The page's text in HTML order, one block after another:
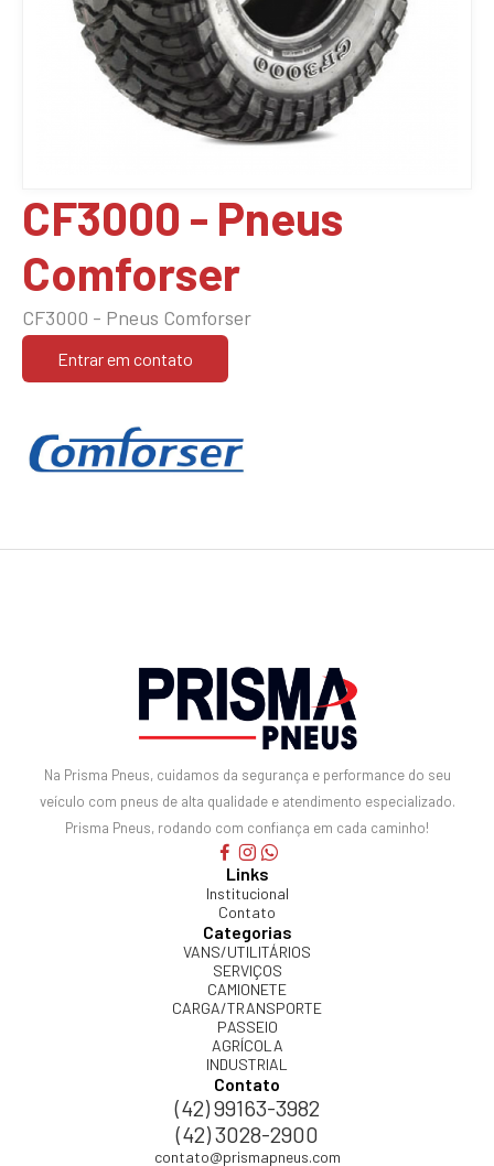
CF3000 - Pneus
Comforser
CF3000 - Pneus Comforser
Entrar em contato
Na Prisma Pneus, cuidamos da segurança e performance do seu
veículo com pneus de alta qualidade e atendimento especializado.
Prisma Pneus, rodando com confiança em cada caminho!
Links
Institucional
Contato
Categorias
VANS/UTILITÁRIOS
SERVIÇOS
CAMIONETE
CARGA/TRANSPORTE
PASSEIO
AGRÍCOLA
INDUSTRIAL
Contato
(42) 99163-3982
(42) 3028-2900
contato@prismapneus.com